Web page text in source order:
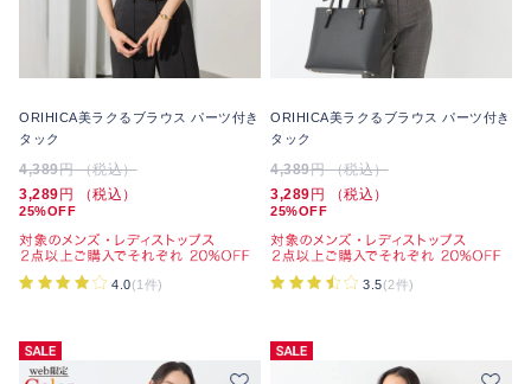
ORIHICA美ラクるブラウス パーツ付き
タック
4,389円 （税込）
3,289 円 （税込）
25%OFF
4.0(1件)
ORIHICA美ラクるブラウス パーツ付き
タック
4,389円 （税込）
3,289 円 （税込）
25%OFF
3.5(2件)